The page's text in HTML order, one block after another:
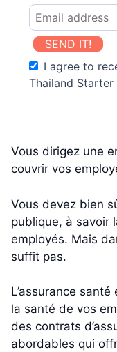
SEND IT!
I agree to
Thailand Starter
Vous dirigez une
couvrir vos
Vous devez bien
publique, à savoir
employés. Mais
suffit pas.
L’assurance
la santé de vos
des contrats
abordables qui